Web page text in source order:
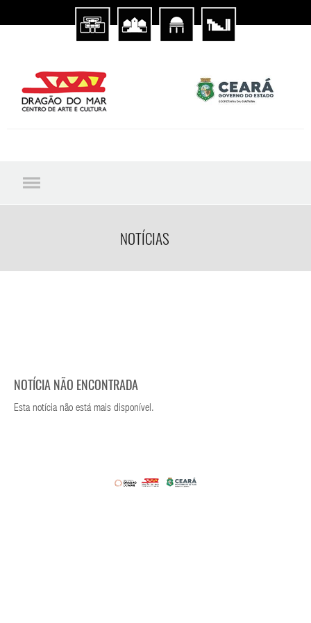
NOTÍCIAS
NOTÍCIA NÃO ENCONTRADA
Esta notícia não está mais disponível.